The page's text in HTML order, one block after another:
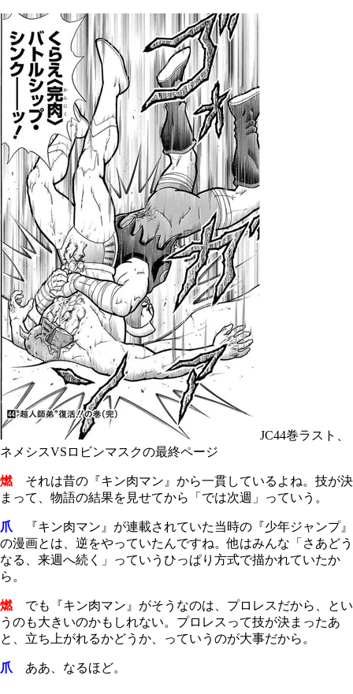
JC44巻ラスト、
ネメシスVSロビンマスクの最終ページ
燃それは昔の『キン肉マン』から一貫しているよね。技が決
まって、物語の結果を見せてから「では次週」っていう。
爪
『キン肉マン』が連載されていた当時の『少年ジャンプ』
の漫画とは、逆をやっていたんですね。他はみんな「さあどう
なる、来週へ続く」っていうひっぱり方式で描かれていたか
ら。
燃でも『キン肉マン』がそうなのは、プロレスだから、とい
うのも大きいのかもしれない。プロレスって技が決まったあ
と、立ち上がれるかどうか、っていうのが大事だから。
爪 ああ、なるほど。